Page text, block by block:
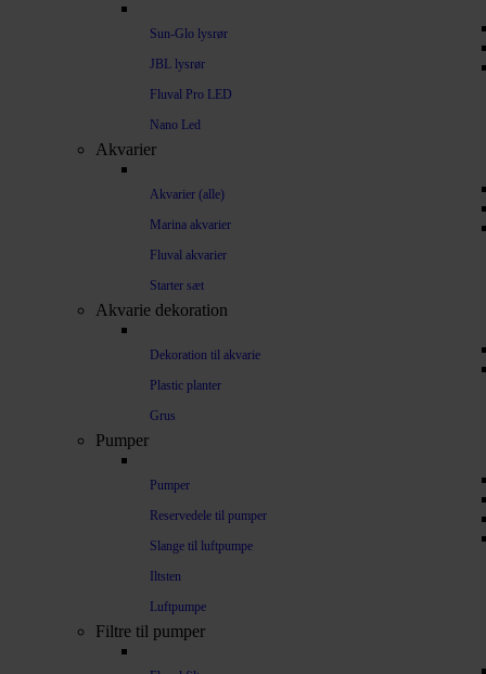
Sun-Glo lysrør
JBL lysrør
Fluval Pro LED
Nano Led
Akvarier
Akvarier (alle)
Marina akvarier
Fluval akvarier
Starter sæt
Akvarie dekoration
Dekoration til akvarie
Plastic planter
Grus
Pumper
Pumper
Reservedele til pumper
Slange til luftpumpe
Iltsten
Luftpumpe
Filtre til pumper